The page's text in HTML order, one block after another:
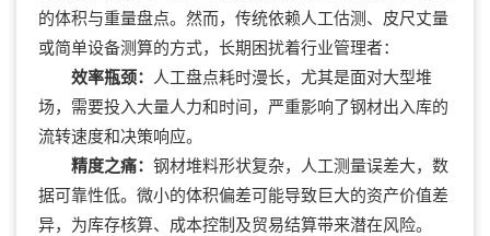
的体积与重量盘点。然而，传统依赖人工估测、皮尺丈量
或简单设备测算的方式，长期困扰着行业管理者：
效率瓶颈： 人工盘点耗时漫长，尤其是面对大型堆
场，需要投入大量人力和时间，严重影响了钢材出入库的
流转速度和决策响应。
精度之痛： 钢材堆料形状复杂，人工测量误差大，数
据可靠性低。微小的体积偏差可能导致巨大的资产价值差
异，为库存核算、成本控制及贸易结算带来潜在风险。